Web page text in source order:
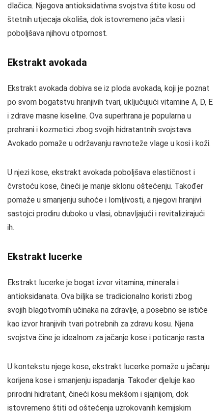
dlačica. Njegova antioksidativna svojstva štite kosu od
štetnih utjecaja okoliša, dok istovremeno jača vlasi i
poboljšava njihovu otpornost.
Ekstrakt avokada
Ekstrakt avokada dobiva se iz ploda avokada, koji je poznat
po svom bogatstvu hranjivih tvari, uključujući vitamine A, D, E
i zdrave masne kiseline. Ova superhrana je popularna u
prehrani i kozmetici zbog svojih hidratantnih svojstava.
Avokado pomaže u održavanju ravnoteže vlage u kosi i koži.
U njezi kose, ekstrakt avokada poboljšava elastičnost i
čvrstoću kose, čineći je manje sklonu oštećenju. Također
pomaže u smanjenju suhoće i lomljivosti, a njegovi hranjivi
sastojci prodiru duboko u vlasi, obnavljajući i revitalizirajući
ih.
Ekstrakt lucerke
Ekstrakt lucerke je bogat izvor vitamina, minerala i
antioksidanata. Ova biljka se tradicionalno koristi zbog
svojih blagotvornih učinaka na zdravlje, a posebno se ističe
kao izvor hranjivih tvari potrebnih za zdravu kosu. Njena
svojstva čine je idealnom za jačanje kose i poticanje rasta.
U kontekstu njege kose, ekstrakt lucerke pomaže u jačanju
korijena kose i smanjenju ispadanja. Također djeluje kao
prirodni hidratant, čineći kosu mekšom i sjajnijom, dok
istovremeno štiti od oštećenja uzrokovanih kemijskim